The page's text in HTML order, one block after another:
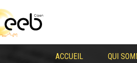
ACCUEIL QUI